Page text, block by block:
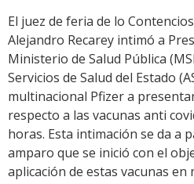
El juez de feria de lo
Alejandro Recarey intimó a
Ministerio de Salud Pública
Servicios de Salud del Estado
multinacional Pfizer a
respecto a las vacunas anti
horas. Esta intimación se da a
amparo que se inició con el
aplicación de estas vacunas en